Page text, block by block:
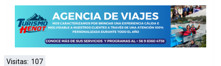
Visitas: 107